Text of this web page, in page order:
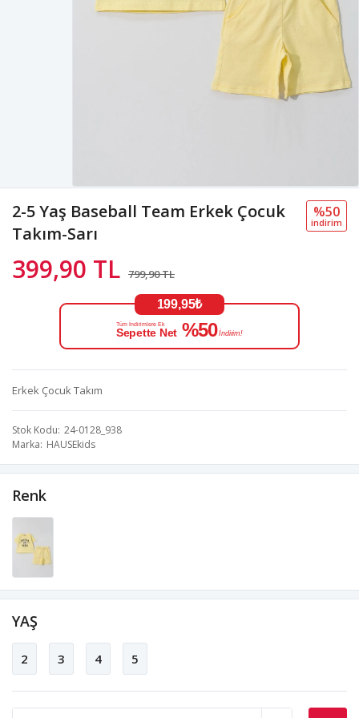
2-5 Yaş Baseball Team Erkek Çocuk
Takım-Sarı
399,90 TL 799,90 TL
%50
i̇ndi̇ri̇m
199,95₺
Tüm İndirimlere Ek
Sepette Net %50 İndirim!
Erkek Çocuk Takım
Stok Kodu 24-0128_938
Marka HAUSEkids
Renk
YAŞ
2 3 4 5